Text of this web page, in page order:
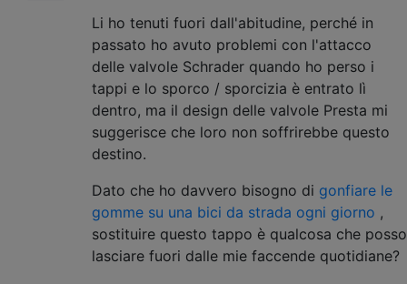
Li ho tenuti fuori dall'abitudine, perché in
passato ho avuto problemi con l'attacco
delle valvole Schrader quando ho perso i
tappi e lo sporco / sporcizia è entrato lì
dentro, ma il design delle valvole Presta mi
suggerisce che loro non soffrirebbe questo
destino.
Dato che ho davvero bisogno di gonfiare le
gomme su una bici da strada ogni giorno ,
sostituire questo tappo è qualcosa che posso
lasciare fuori dalle mie faccende quotidiane?